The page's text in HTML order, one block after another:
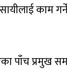
काम
पाँच प्रमुख